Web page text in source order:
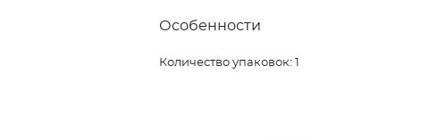
Особенности
Количество упаковок: 1